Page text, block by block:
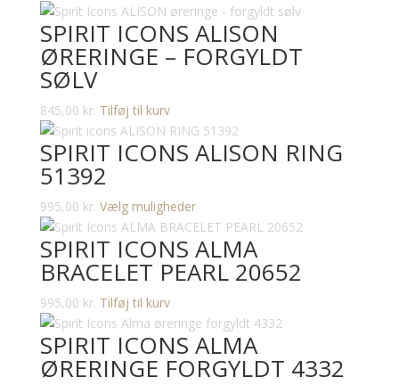
SPIRIT ICONS ALISON
ØRERINGE – FORGYLDT
SØLV
845,00 kr. Tilføj til kurv
SPIRIT ICONS ALISON RING
51392
995,00 kr. Vælg mulighederDette
vare
har
flere
kan
vælges
på
SPIRIT ICONS ALMA
BRACELET PEARL 20652
995,00 kr. Tilføj til kurv
SPIRIT ICONS ALMA
ØRERINGE FORGYLDT 4332